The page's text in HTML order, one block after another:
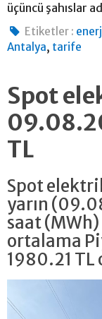
üçüncü şahıslar
Etiketler :
Antalya, tarife
Spot
TL
Spot
yarın
saat
ortalama
1980.21